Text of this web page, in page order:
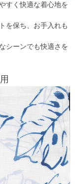
すく快適な着心地を
を保ち、お手入れも
シーンでも快適さを